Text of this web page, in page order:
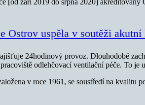
[od září 2019 do srpna 2020] akreditovány
Ostrov uspěla v soutěži akutní
24hodinový provoz. Dlouhodobě
odlehčovací ventilační péče. To
v roce 1961, se soustředí na kvalitu